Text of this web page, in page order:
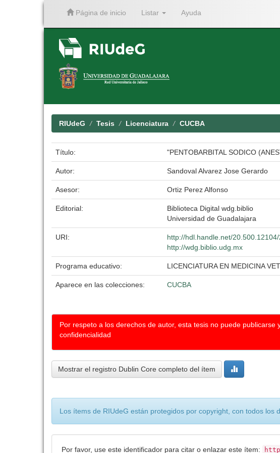
Página de inicio Listar Ayuda
RIUdeG Tesis Licenciatura CUCBA
Título: "PENTOBARBITAL SODICO
Autor: Sandoval Alvarez Jose Gerardo
Asesor: Ortiz Perez Alfonso
Editorial:
Biblioteca Digital wdg.biblio
Universidad de Guadalajara
URI:
http://hdl.handle.net/
http://wdg.biblio.udg.mx
Programa educativo: LICENCIATURA EN MEDICINA
Aparece en las colecciones: CUCBA
Por respeto a los derechos de autor, esta tesis no puede
confidencialidad
Mostrar el registro Dublin Core completo del ítem
Los ítems de RIUdeG están protegidos por copyright, con todos los
Por favor, use este identificador para citar o enlazar este ítem: